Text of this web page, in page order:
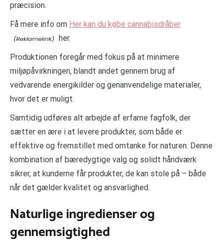
præcision.
Få mere info om Her kan du købe cannabisdråber
her.
Produktionen foregår med fokus på at minimere
miljøpåvirkningen, blandt andet gennem brug af
vedvarende energikilder og genanvendelige materialer,
hvor det er muligt.
Samtidig udføres alt arbejde af erfarne fagfolk, der
sætter en ære i at levere produkter, som både er
effektive og fremstillet med omtanke for naturen. Denne
kombination af bæredygtige valg og solidt håndværk
sikrer, at kunderne får produkter, de kan stole på – både
når det gælder kvalitet og ansvarlighed.
Naturlige ingredienser og
gennemsigtighed